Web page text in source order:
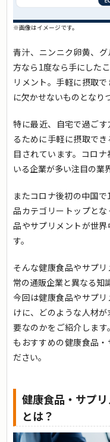
※画像はイメージです。
青汁、ニンニク卵黄、
方なら1度なら手にした
リメント。手軽に摂取
に欠かせないものとなり
特に最近、自宅で過ご
るために手軽に摂取で
目されています。コロ
いる企業が多い注目の業
またコロナ後初の中国
品カテゴリートップと
品やサプリメントが世
す。
そんな健康食品やサプ
常の通販企業と異なる知
今回は健康食品やサプ
けに、どのような人材
要なのかをご紹介しま
もおすすめの健康食品
ださい。
健康食品・サプ
とは？